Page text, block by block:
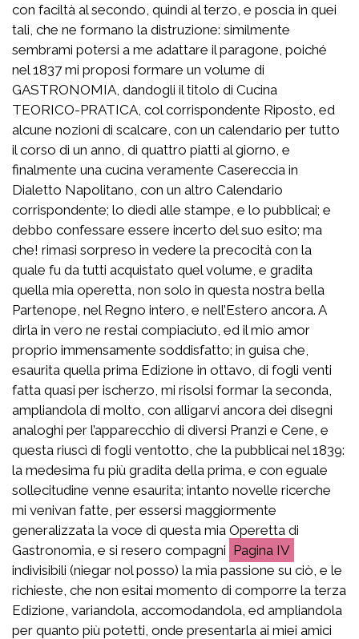
con faciltà al secondo, quindi al terzo, e poscia in quei
tali, che ne formano la distruzione: similmente
sembrami potersi a me adattare il paragone, poiché
nel 1837 mi proposi formare un volume di
GASTRONOMIA, dandogli il titolo di Cucina
TEORICO-PRATICA, col corrispondente Riposto, ed
alcune nozioni di scalcare, con un calendario per tutto
il corso di un anno, di quattro piatti al giorno, e
finalmente una cucina veramente Casereccia in
Dialetto Napolitano, con un altro Calendario
corrispondente; lo diedi alle stampe, e lo pubblicai; e
debbo confessare essere incerto del suo esito; ma
che! rimasi sorpreso in vedere la precocità con la
quale fu da tutti acquistato quel volume, e gradita
quella mia operetta, non solo in questa nostra bella
Partenope, nel Regno intero, e nell’Estero ancora. A
dirla in vero ne restai compiaciuto, ed il mio amor
proprio immensamente soddisfatto; in guisa che,
esaurita quella prima Edizione in ottavo, di fogli venti
fatta quasi per ischerzo, mi risolsi formar la seconda,
ampliandola di molto, con alligarvi ancora dei disegni
analoghi per l’apparecchio di diversi Pranzi e Cene, e
questa riuscì di fogli ventotto, che la pubblicai nel 1839:
la medesima fu più gradita della prima, e con eguale
sollecitudine venne esaurita; intanto novelle ricerche
mi venivan fatte, per essersi maggiormente
generalizzata la voce di questa mia Operetta di
Gastronomia, e si resero compagni
IV
indivisibili (niegar nol posso) la mia passione su ciò, e le
richieste, che non esitai momento di comporre la terza
Edizione, variandola, accomodandola, ed ampliandola
per quanto più potetti, onde presentarla ai miei amici